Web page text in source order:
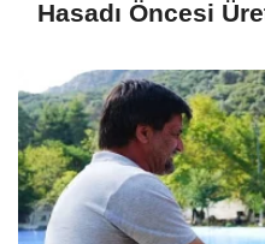
Hasadı Öncesi